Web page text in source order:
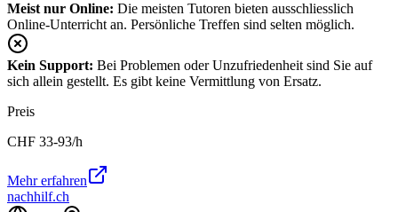
Meist nur Online: Die meisten Tutoren bieten ausschliesslich
Online-Unterricht an. Persönliche Treffen sind selten möglich.
Kein Support: Bei Problemen oder Unzufriedenheit sind Sie auf
sich allein gestellt. Es gibt keine Vermittlung von Ersatz.
Preis
CHF 33-93/h
Mehr erfahren
nachhilf.ch